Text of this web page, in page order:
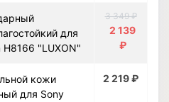
для
H8166 "LUXON"
3 349 ₽
2 139
₽
кожи
для Sony
2 219 ₽